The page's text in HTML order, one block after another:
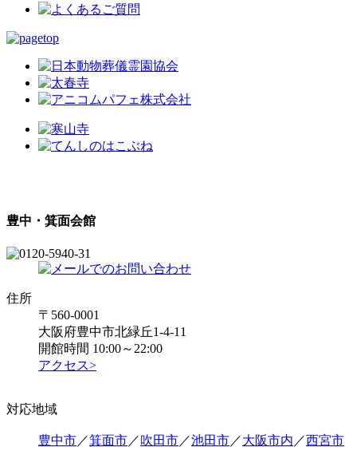
豊中・箕面会館
住所
〒560-0001
大阪府豊中市北緑丘1-4-11
開館時間 10:00～22:00
アクセス>
対応地域
豊中市／箕面市／吹田市／池田市／大阪市内 ／西宮市